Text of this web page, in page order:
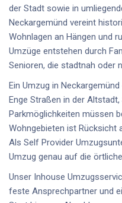
der Stadt sowie in
Neckargemünd vereint
Wohnlagen an Hängen und
Umzüge entstehen durch
Senioren, die stadtnah oder
Ein Umzug in
Enge Straßen in der
Parkmöglichkeiten müssen
Wohngebieten ist Rücksicht
Als Self Provider
Umzug genau auf die
Unser Inhouse
feste Ansprechpartner und